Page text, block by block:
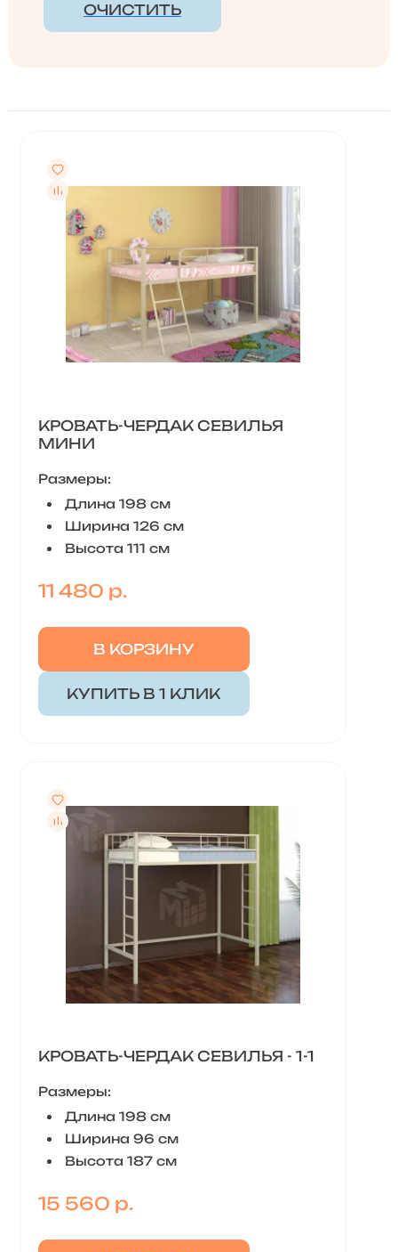
ОЧИСТИТЬ
КРОВАТЬ-ЧЕРДАК СЕВИЛЬЯ
МИНИ
Размеры:
Длина 198 см
Ширина 126 см
Высота 111 см
11 480 р.
В КОРЗИНУ
КУПИТЬ В 1 КЛИК
КРОВАТЬ-ЧЕРДАК СЕВИЛЬЯ - 1-1
Размеры:
Длина 198 см
Ширина 96 см
Высота 187 см
15 560 р.